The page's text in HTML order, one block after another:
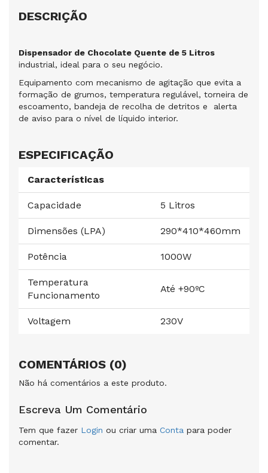
DESCRIÇÃO
Dispensador de Chocolate Quente de 5 Litros
industrial, ideal para o seu negócio.
Equipamento com mecanismo de agitação que evita a
formação de grumos, temperatura regulável, torneira de
escoamento, bandeja de recolha de detritos e alerta
de aviso para o nível de líquido interior.
ESPECIFICAÇÃO
Características
Capacidade 5 Litros
Dimensões (LPA) 290*410*460mm
Potência 1000W
Temperatura
Funcionamento
Até +90ºC
Voltagem 230V
COMENTÁRIOS (0)
Não há comentários a este produto.
Escreva Um Comentário
Tem que fazer Login ou criar uma Conta para poder
comentar.